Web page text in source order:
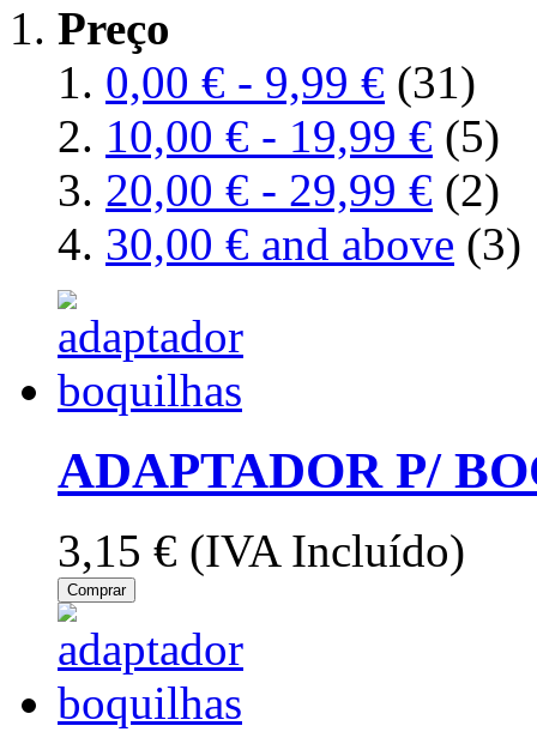
Preço
0,00 € - 9,99 € (31)
10,00 € - 19,99 € (5)
20,00 € - 29,99 € (2)
30,00 € and above (3)
ADAPTADOR P/
3,15 € (IVA Incluído)
Comprar